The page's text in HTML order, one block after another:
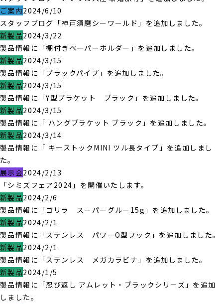
ご案内2024/6/10
スタッフブログ「神戸須磨シーワールド」を追加しました。
新製品2024/3/22
製品情報に「棚付きペーパーホルダー」を追加しました。
新製品2024/3/15
製品情報に「ブラックパイプ」を追加しました。
新製品2024/3/15
製品情報に「Y型ブラケット ブラック」を追加しました。
新製品2024/3/15
製品情報に「 ハングブラケット ブラック」を追加しました。
新製品2024/3/14
製品情報に「 キーストックMINI ツル長タイプ」を追加しまし
た。
展示会2024/2/13
「シミズフェア2024」を開催いたします。
新製品2024/2/6
製品情報に「ゴリラ スーパーグルー15g」を追加しました。
新製品2024/2/1
製品情報に「ステンレス パワーO型フック」を追加しました。
新製品2024/2/1
製品情報に「ステンレス メガカラビナ」を追加しました。
新製品2024/1/5
製品情報に「忍び返し アムレット・ブラックシリーズ」を追加
しました。